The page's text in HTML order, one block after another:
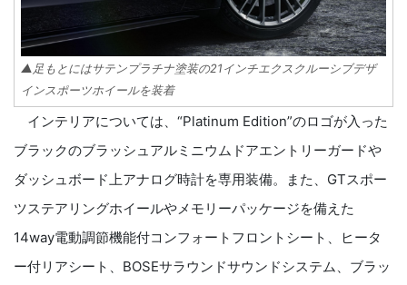
▲足もとにはサテンプラチナ塗装の21インチエクスクルーシブデザ
インスポーツホイールを装着
インテリアについては、“Platinum Edition”のロゴが入った
ブラックのブラッシュアルミニウムドアエントリーガードや
ダッシュボード上アナログ時計を専用装備。また、GTスポー
ツステアリングホイールやメモリーパッケージを備えた
14way電動調節機能付コンフォートフロントシート、ヒータ
ー付リアシート、BOSEサラウンドサウンドシステム、ブラッ